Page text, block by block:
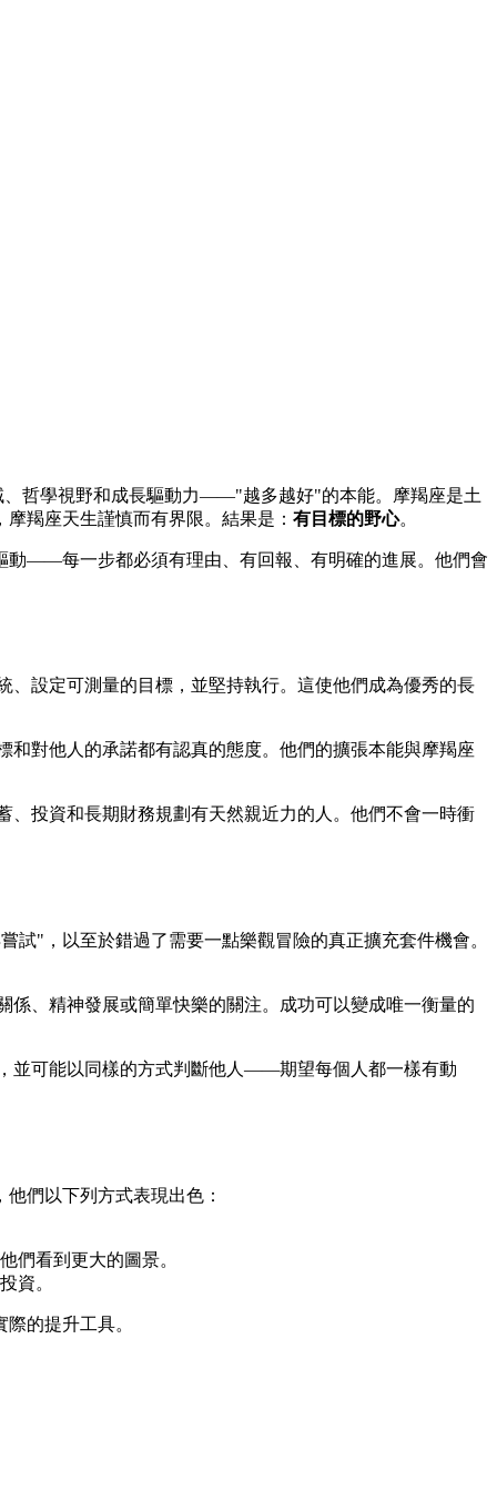
哲學視野和成長驅動力——"越多越好"的本能。摩羯座是土
羯座天生謹慎而有界限。結果是： 有目標的野心。
動——每一步都必須有理由、有回報、有明確的進展。他們會
設定可測量的目標，並堅持執行。這使他們成為優秀的長
對他人的承諾都有認真的態度。他們的擴張本能與摩羯座
投資和長期財務規劃有天然親近力的人。他們不會一時衝
"，以至於錯過了需要一點樂觀冒險的真正擴充套件機會。
、精神發展或簡單快樂的關注。成功可以變成唯一衡量的
並可能以同樣的方式判斷他人——期望每個人都一樣有動
們以下列方式表現出色：
們看到更大的圖景。
資。
的提升工具。